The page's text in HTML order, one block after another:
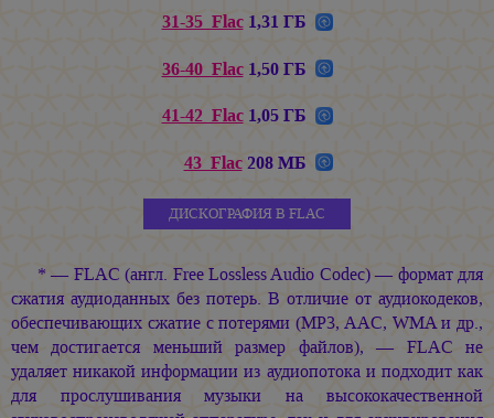
31-35_Flac1,31 ГБ
36-40_Flac1,50 ГБ
41-42_Flac1,05 ГБ
43_Flac208 МБ
ДИСКОГРАФИЯ В FLAC
* — FLAC (англ. Free Lossless Audio Codec) — формат для
сжатия аудиоданных без потерь. В отличие от аудиокодеков,
обеспечивающих сжатие с потерями (MP3, AAC, WMA и др.,
чем достигается меньший размер файлов), — FLAC не
удаляет никакой информации из аудиопотока и подходит как
для прослушивания музыки на высококачественной